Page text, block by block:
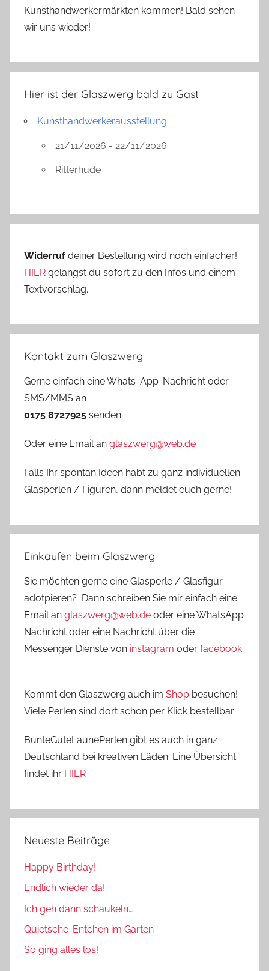
Kunsthandwerkermärkten kommen! Bald sehen
wir uns wieder!
Hier ist der Glaszwerg bald zu Gast
Kunsthandwerkerausstellung
21/11/2026 - 22/11/2026
Ritterhude
Widerrufdeiner Bestellung wird noch einfacher!
HIER gelangst du sofort zu den Infos und einem
Textvorschlag.
Kontakt zum Glaszwerg
Gerne einfach eine Whats-App-Nachricht oder
SMS/MMS an
0175 8727925 senden.
Oder eine Email an glaszwerg@web.de
Falls Ihr spontan Ideen habt zu ganz individuellen
Glasperlen / Figuren, dann meldet euch gerne!
Einkaufen beim Glaszwerg
Sie möchten gerne eine Glasperle / Glasfigur
adotpieren? Dann schreiben Sie mir einfach eine
Email an glaszwerg@web.de oder eine WhatsApp
Nachricht oder eine Nachricht über die
Messenger Dienste von instagram oder facebook
.
Kommt den Glaszwerg auch im Shop besuchen!
Viele Perlen sind dort schon per Klick bestellbar.
BunteGuteLaunePerlen gibt es auch in ganz
Deutschland bei kreativen Läden. Eine Übersicht
findet ihr HIER
Neueste Beiträge
Happy Birthday!
Endlich wieder da!
Ich geh dann schaukeln…
Quietsche-Entchen im Garten
So ging alles los!